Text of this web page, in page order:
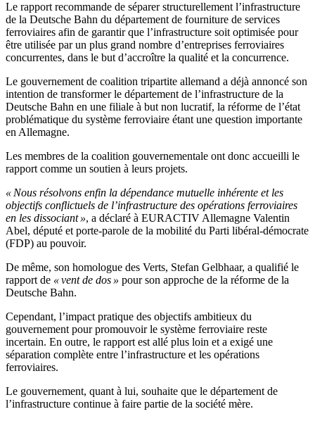
Le rapport recommande de séparer structurellement l’infrastructure
de la Deutsche Bahn du département de fourniture de services
ferroviaires afin de garantir que l’infrastructure soit optimisée pour
être utilisée par un plus grand nombre d’entreprises ferroviaires
concurrentes, dans le but d’accroître la qualité et la concurrence.
Le gouvernement de coalition tripartite allemand a déjà annoncé son
intention de transformer le département de l’infrastructure de la
Deutsche Bahn en une filiale à but non lucratif, la réforme de l’état
problématique du système ferroviaire étant une question importante
en Allemagne.
Les membres de la coalition gouvernementale ont donc accueilli le
rapport comme un soutien à leurs projets.
« Nous résolvons enfin la dépendance mutuelle inhérente et les
objectifs conflictuels de l’infrastructure des opérations ferroviaires
en les dissociant », a déclaré à EURACTIV Allemagne Valentin
Abel, député et porte-parole de la mobilité du Parti libéral-démocrate
(FDP) au pouvoir.
De même, son homologue des Verts, Stefan Gelbhaar, a qualifié le
rapport de « vent de dos » pour son approche de la réforme de la
Deutsche Bahn.
Cependant, l’impact pratique des objectifs ambitieux du
gouvernement pour promouvoir le système ferroviaire reste
incertain. En outre, le rapport est allé plus loin et a exigé une
séparation complète entre l’infrastructure et les opérations
ferroviaires.
Le gouvernement, quant à lui, souhaite que le département de
l’infrastructure continue à faire partie de la société mère.